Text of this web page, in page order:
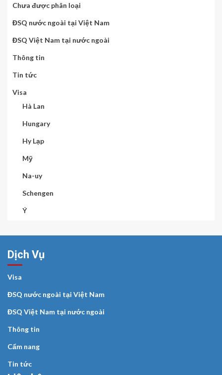
Chưa được phân loại
ĐSQ nước ngoài tại Việt Nam
ĐSQ Việt Nam tại nước ngoài
Thông tin
Tin tức
Visa
Hà Lan
Hungary
Hy Lạp
Mỹ
Na-uy
Schengen
Ý
Dịch Vụ
Visa
ĐSQ nước ngoài tại Việt Nam
ĐSQ Việt Nam tại nước ngoài
Thông tin
Cẩm nang
Tin tức